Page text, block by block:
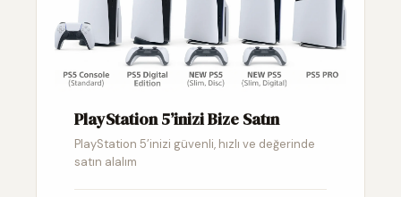
PlayStation 5’inizi Bize Satın
PlayStation 5’inizi güvenli, hızlı ve değerinde
satın alalım